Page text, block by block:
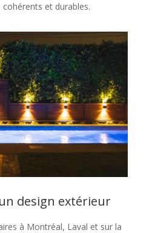
et durables.
design extérieur
à Montréal, Laval et sur la